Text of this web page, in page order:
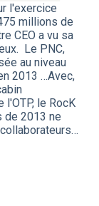
l'exercice
millions de
CEO a vu sa
Le PNC,
au niveau
2013 …Avec,
l'OTP, le RocK
de 2013 ne